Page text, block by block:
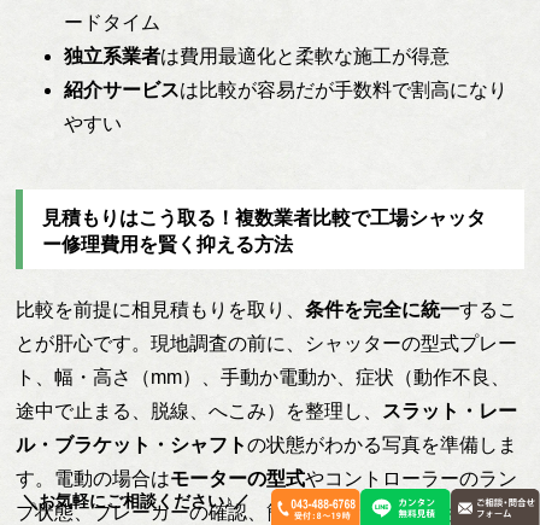
ードタイム
独立系業者は費用最適化と柔軟な施工が得意
紹介サービスは比較が容易だが手数料で割高になり
やすい
見積もりはこう取る！複数業者比較で工場シャッタ
ー修理費用を賢く抑える方法
比較を前提に相見積もりを取り、条件を完全に統一するこ
とが肝心です。現地調査の前に、シャッターの型式プレー
ト、幅・高さ（mm）、手動か電動か、症状（動作不良、
途中で止まる、脱線、へこみ）を整理し、 スラット・レー
ル・ブラケット・シャフトの状態がわかる写真を準備しま
す。電動の場合はモーターの型式やコントローラーのラン
プ状態、ブレーカーの確認、簡易リセットの履歴も共有す
＼お気軽にご相談ください♪／